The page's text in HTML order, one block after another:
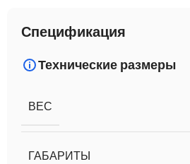
Спецификация
Технические размеры
ВЕС
ГАБАРИТЫ